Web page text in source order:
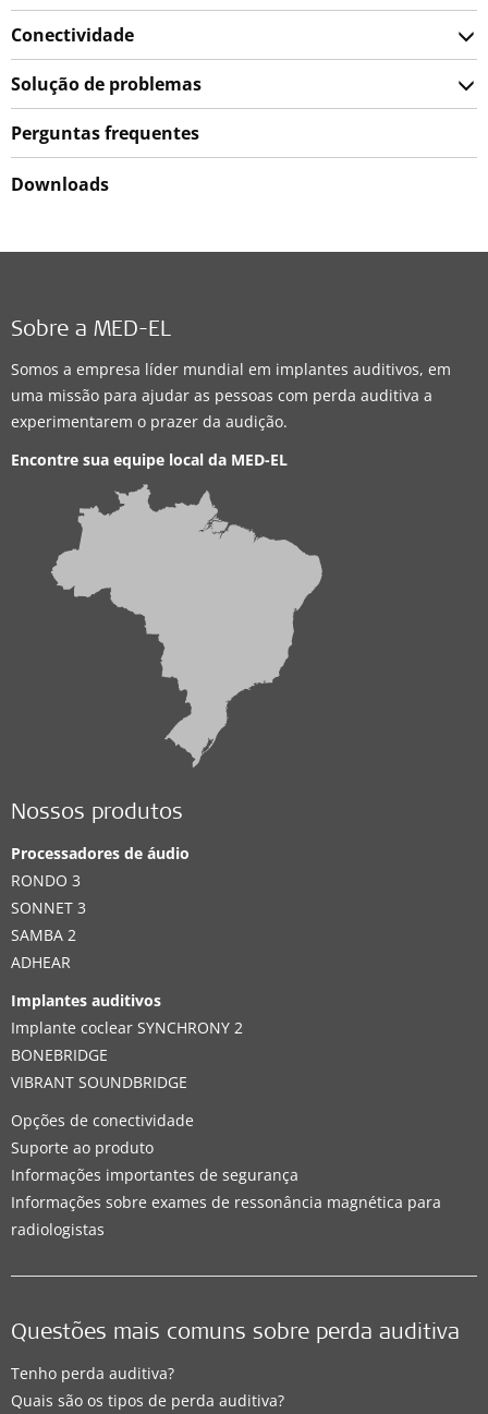
Conectividade
Solução de problemas
Perguntas frequentes
Downloads
Sobre a MED-EL
Somos a empresa líder mundial em implantes auditivos, em
uma missão para ajudar as pessoas com perda auditiva a
experimentarem o prazer da audição.
Encontre sua equipe local da MED-EL
Nossos produtos
Processadores de áudio
RONDO 3
SONNET 3
SAMBA 2
ADHEAR
Implantes auditivos
Implante coclear SYNCHRONY 2
BONEBRIDGE
VIBRANT SOUNDBRIDGE
Opções de conectividade
Suporte ao produto
Informações importantes de segurança
Informações sobre exames de ressonância magnética para
radiologistas
Questões mais comuns sobre perda auditiva
Tenho perda auditiva?
Quais são os tipos de perda auditiva?